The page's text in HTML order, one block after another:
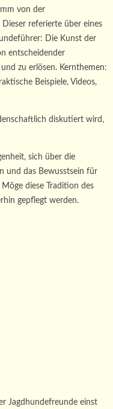
von der
referierte über eines
Die Kunst der
entscheidender
zu erlösen. Kernthemen:
Beispiele, Videos,
diskutiert wird,
sich über die
und das Bewusstsein für
diese Tradition des
gepflegt werden.
Jagdhundefreunde einst